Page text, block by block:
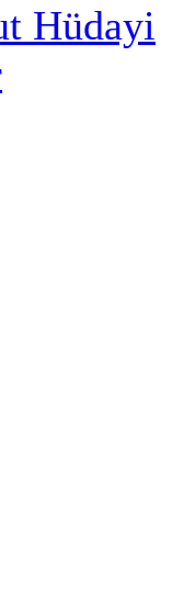
Hüdayi